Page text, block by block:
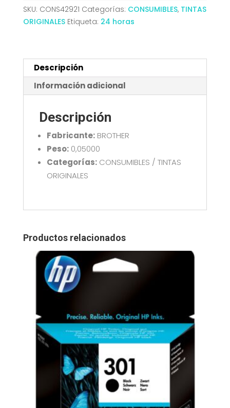
ORI
MAGENTA
SKU: CONS42921 Categorías: CONSUMIBLES, TINTAS
ORIGINALES Etiqueta: 24 horas
Descripción
Información adicional
Descripción
Fabricante:BROTHER
Peso:0,05000
Categorías:CONSUMIBLES / TINTAS
ORIGINALES
Productos relacionados